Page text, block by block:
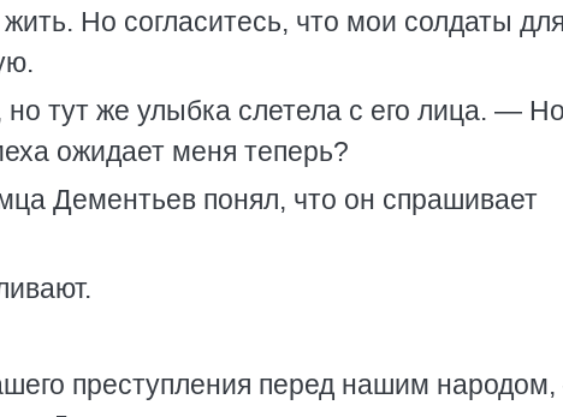
Но согласитесь, что мои солдаты
тут же улыбка слетела с его лица. —
ожидает меня теперь?
Дементьев понял, что он спрашивает
преступления перед нашим